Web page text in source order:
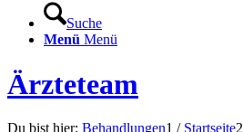
Suche
Menü Menü
Ärzteteam
Du bist hier: Behandlungen1 / Startseite2